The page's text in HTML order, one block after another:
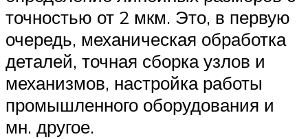
точностью от 2 мкм. Это, в первую
очередь, механическая обработка
деталей, точная сборка узлов и
механизмов, настройка работы
промышленного оборудования и
мн. другое.